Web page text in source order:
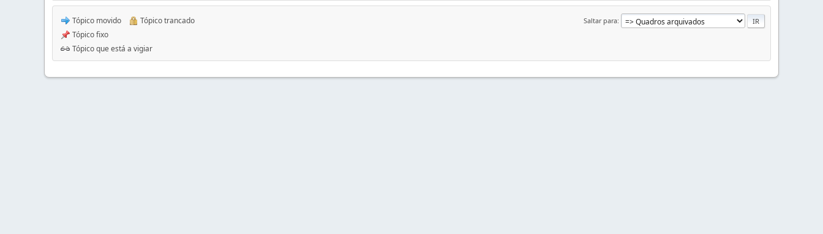
Saltar para
Tópico movido
Tópico trancado
Tópico fixo
Tópico que está a vigiar